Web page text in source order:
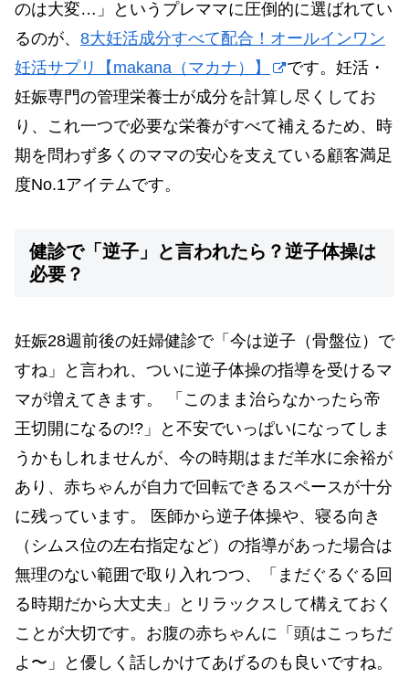
のは大変…」というプレママに圧倒的に選ばれてい
るのが、 8大妊活成分すべて配合！オールインワン
妊活サプリ【makana（マカナ）】
です。妊活・
妊娠専門の管理栄養士が成分を計算し尽くしてお
り、これ一つで必要な栄養がすべて補えるため、時
期を問わず多くのママの安心を支えている顧客満足
度No.1アイテムです。
健診で「逆子」と言われたら？逆子体操は
必要？
妊娠28週前後の妊婦健診で「今は逆子（骨盤位）で
すね」と言われ、ついに逆子体操の指導を受けるマ
マが増えてきます。 「このまま治らなかったら帝
王切開になるの!?」と不安でいっぱいになってしま
うかもしれませんが、今の時期はまだ羊水に余裕が
あり、赤ちゃんが自力で回転できるスペースが十分
に残っています。 医師から逆子体操や、寝る向き
（シムス位の左右指定など）の指導があった場合は
無理のない範囲で取り入れつつ、「まだぐるぐる回
る時期だから大丈夫」とリラックスして構えておく
ことが大切です。お腹の赤ちゃんに「頭はこっちだ
よ〜」と優しく話しかけてあげるのも良いですね。